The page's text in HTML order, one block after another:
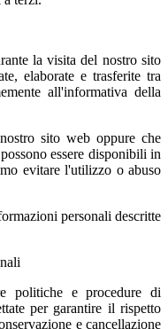
la visita del nostro sito
elaborate e trasferite tra
all'informativa della
sito web oppure che
essere disponibili in
evitare l'utilizzo o abuso
personali descritte
politiche e procedure di
per garantire il rispetto
e cancellazione